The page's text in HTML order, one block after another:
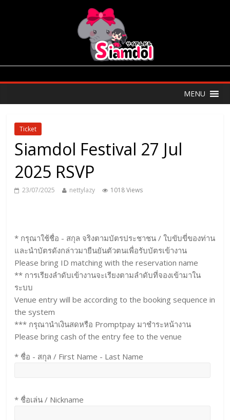
MENU
Ticket
Siamdol Festival 27 Jul
2025 RSVP
23/07/2025 nettylazy 1018 Views
* กรุณาใช้ชื่อ - สกุล จริงตามบัตรประชาชน / ใบขับขี่ของท่าน
และนำบัตรดังกล่าวมายืนยันตัวตนเพื่อรับบัตรเข้างาน
Please bring ID matching with the reservation name
** การเรียงลำดับเข้างานจะเรียงตามลำดับที่จองเข้ามาใน
ระบบ
Venue entry will be according to the booking sequence in
the system
*** กรุณานำเงินสดหรือ Promptpay มาชำระหน้างาน
Please bring cash of the entry fee to the venue
* ชื่อ - สกุล / First Name - Last Name
* ชื่อเล่น / Nickname